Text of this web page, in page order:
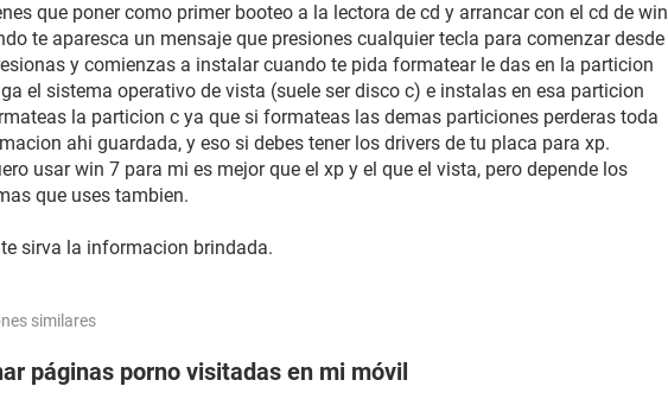
que poner como primer booteo a la lectora de cd y arrancar con el cd de win
te aparesca un mensaje que presiones cualquier tecla para comenzar desde
y comienzas a instalar cuando te pida formatear le das en la particion
el sistema operativo de vista (suele ser disco c) e instalas en esa particion
la particion c ya que si formateas las demas particiones perderas toda
ahi guardada, y eso si debes tener los drivers de tu placa para xp.
usar win 7 para mi es mejor que el xp y el que el vista, pero depende los
que uses tambien.
te sirva la informacion brindada.
similares
páginas porno visitadas en mi móvil